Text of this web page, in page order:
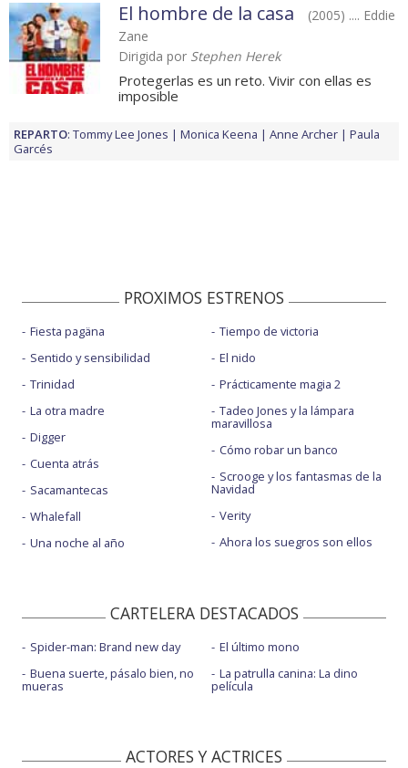
El hombre de la casa
(2005) .... Eddie
Zane
Dirigida por Stephen Herek
Protegerlas es un reto. Vivir con ellas es
imposible
REPARTO: Tommy Lee Jones Monica Keena Anne Archer
Paula
Garcés
PROXIMOS ESTRENOS
Fiesta pagäna
Sentido y sensibilidad
Trinidad
La otra madre
Digger
Cuenta atrás
Sacamantecas
Whalefall
Una noche al año
Tiempo de victoria
El nido
Prácticamente magia 2
Tadeo Jones y la lámpara
maravillosa
Cómo robar un banco
Scrooge y los fantasmas de la
Navidad
Verity
Ahora los suegros son ellos
CARTELERA DESTACADOS
Spider-man: Brand new day
Buena suerte, pásalo bien, no
mueras
El último mono
La patrulla canina: La dino
película
ACTORES Y ACTRICES